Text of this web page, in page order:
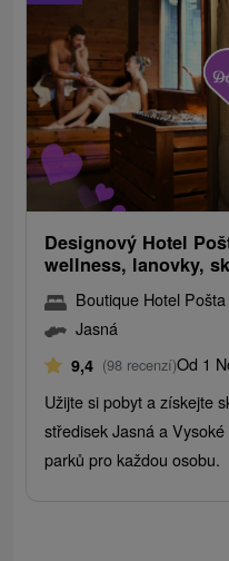
Designový Hotel
wellness, lanovky,
Boutique Hotel Pošta
Jasná
9,4 (98 recenzí)Od 1
Užijte si pobyt a získejte
středisek Jasná a
parků pro každou osobu.